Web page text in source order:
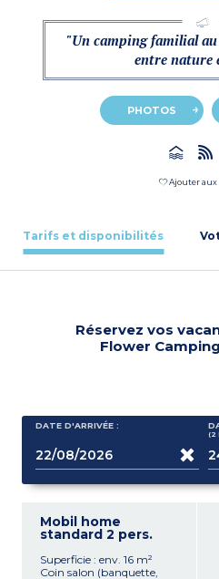
"Un camping familial au
entre nature
PHOTOS
Ajouter aux
Tarifs et disponibilités
Réservez vos
Flower
DATE D'ARRIVÉE :
(2
Mobil home
standard 2 pers.
Superficie : env. 16 m²
Coin salon (banquette,